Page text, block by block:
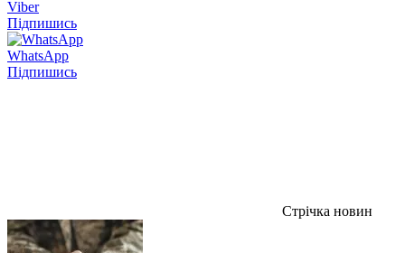
Viber
Підпишись
WhatsApp
Підпишись
Стрічка новин